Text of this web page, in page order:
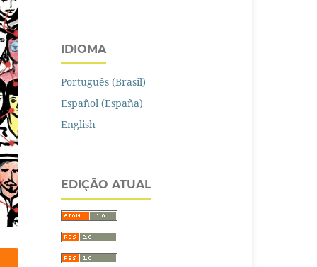
IDIOMA
Português (Brasil)
Español (España)
English
EDIÇÃO ATUAL